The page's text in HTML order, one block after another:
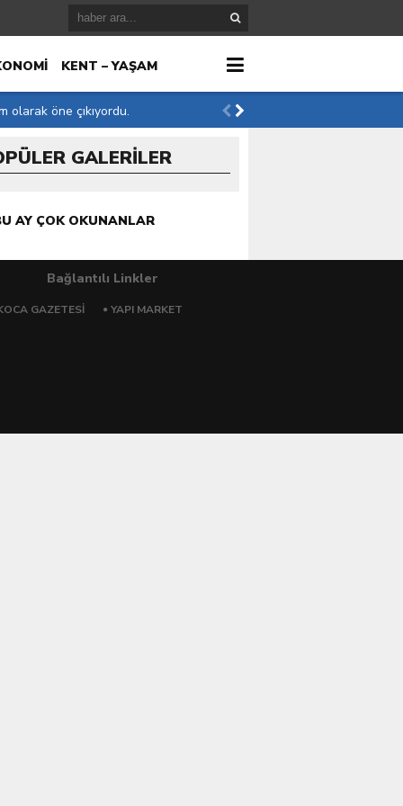
KENT – YAŞAM
olarak öne çıkıyordu.
GALERİLER
AY ÇOK OKUNANLAR
Bağlantılı Linkler
GAZETESI YAPI MARKET